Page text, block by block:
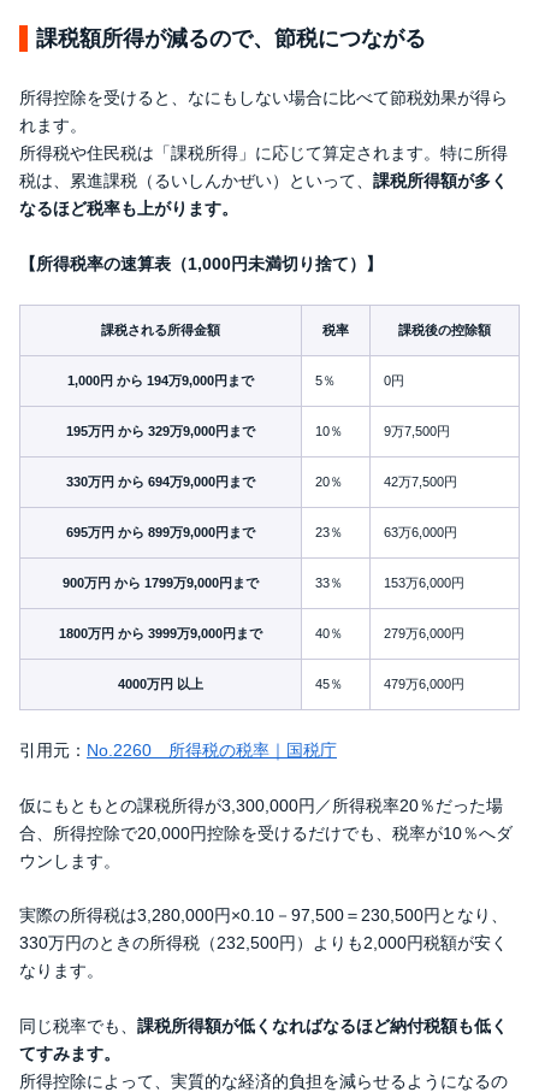
課税額所得が減るので、節税につながる
所得控除を受けると、なにもしない場合に比べて節税効果が得ら
れます。
所得税や住民税は「課税所得」に応じて算定されます。特に所得
税は、累進課税（るいしんかぜい）といって、 課税所得額が多く
なるほど税率も上がります。
【所得税率の速算表（1,000円未満切り捨て）】
課税される所得金額 税率 課税後の控除額
1,000円 から 194万9,000円まで 5％ 0円
195万円 から 329万9,000円まで 10％ 9万7,500円
330万円 から 694万9,000円まで 20％ 42万7,500円
695万円 から 899万9,000円まで 23％ 63万6,000円
900万円 から 1799万9,000円まで 33％ 153万6,000円
1800万円 から 3999万9,000円まで 40％ 279万6,000円
4000万円 以上 45％ 479万6,000円
引用元： No.2260 所得税の税率｜国税庁
仮にもともとの課税所得が3,300,000円／所得税率20％だった場
合、所得控除で20,000円控除を受けるだけでも、税率が10％へダ
ウンします。
実際の所得税は3,280,000円×0.10－97,500＝230,500円となり、
330万円のときの所得税（232,500円）よりも2,000円税額が安く
なります。
同じ税率でも、 課税所得額が低くなればなるほど納付税額も低く
てすみます。
所得控除によって、実質的な経済的負担を減らせるようになるの